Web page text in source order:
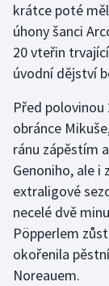
Házená
Jezdectví
Krasobruslení
Lezení
Lyže a
Moderní
krátce poté
úhony šanci
20 vteřin
úvodní dějství
Před
obránce
ránu zápěstím
Genoniho, ale i
extraligové
necelé dvě
Pöpperlem
okořenila
Noreauem.